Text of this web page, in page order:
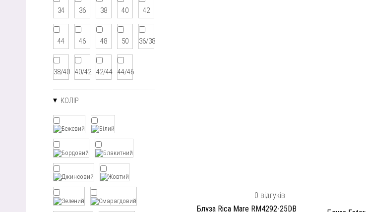
34 36 38 40 42
44 46 48 50 36/38
38/40 40/42 42/44 44/46
КОЛІР
0 відгуків
Блуза Rica Mare RM4292-25DB